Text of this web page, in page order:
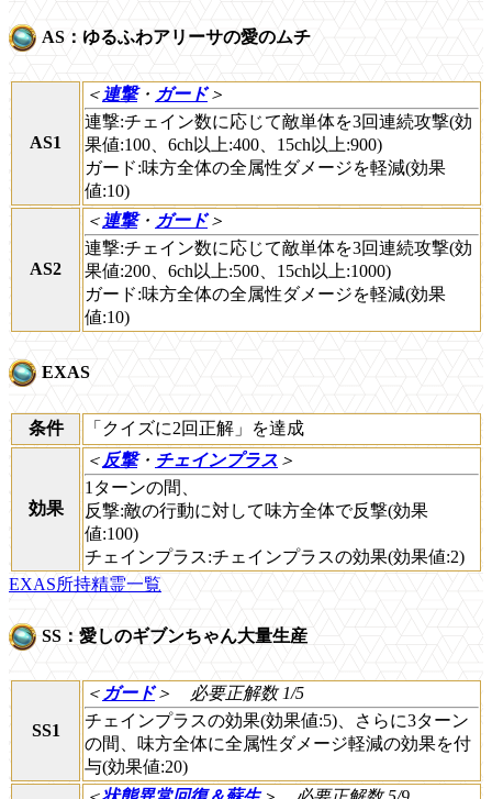
AS：ゆるふわアリーサの愛のムチ
AS1
＜ 連撃・ ガード＞
連撃:チェイン数に応じて敵単体を3回連続攻撃(効
果値:100、6ch以上:400、15ch以上:900)
ガード:味方全体の全属性ダメージを軽減(効果
値:10)
AS2
＜ 連撃・ ガード＞
連撃:チェイン数に応じて敵単体を3回連続攻撃(効
果値:200、6ch以上:500、15ch以上:1000)
ガード:味方全体の全属性ダメージを軽減(効果
値:10)
EXAS
条件 「クイズに2回正解」を達成
効果
＜ 反撃・ チェインプラス ＞
1ターンの間、
反撃:敵の行動に対して味方全体で反撃(効果
値:100)
チェインプラス:チェインプラスの効果(効果値:2)
EXAS所持精霊一覧
SS：愛しのギブンちゃん大量生産
SS1
＜ ガード＞
必要正解数 1/5
チェインプラスの効果(効果値:5)、さらに3ターン
の間、味方全体に全属性ダメージ軽減の効果を付
与(効果値:20)